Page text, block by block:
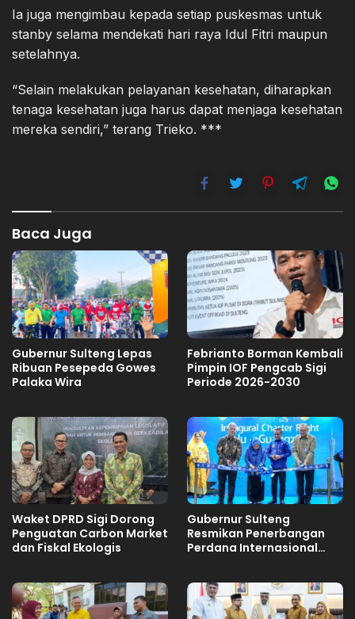
Ia juga mengimbau kepada setiap puskesmas untuk
stanby selama mendekati hari raya Idul Fitri maupun
setelahnya.
“Selain melakukan pelayanan kesehatan, diharapkan
tenaga kesehatan juga harus dapat menjaga kesehatan
mereka sendiri,” terang Trieko. ***
Baca Juga
Gubernur Sulteng Lepas
Ribuan Pesepeda Gowes
Palaka Wira
Febrianto Borman Kembali
Pimpin IOF Pengcab Sigi
Periode 2026-2030
Waket DPRD Sigi Dorong
Penguatan Carbon Market
dan Fiskal Ekologis
Gubernur Sulteng
Resmikan Penerbangan
Perdana Internasional